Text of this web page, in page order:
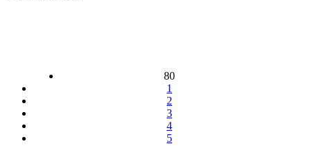
80
1
2
3
4
5